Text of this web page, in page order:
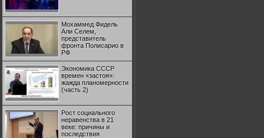
Мохаммед Фидель
Али Селем,
представитель
фронта Полисарио в
РФ
Экономика СССР
времен «застоя»:
жажда планомерности
(часть 2)
Рост социального
неравенства в 21
веке: причины и
последствия